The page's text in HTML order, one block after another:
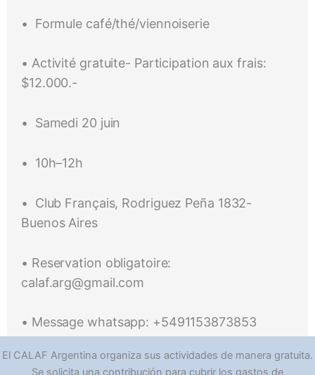
• Formule café/thé/viennoiserie
• Activité gratuite- Participation aux frais:
$12.000.-
• Samedi 20 juin
• 10h–12h
•
Club Français, Rodriguez Peña 1832-
Buenos Aires
• Reservation obligatoire:
calaf.arg@gmail.com
• Message whatsapp: +5491153873853
El CALAF Argentina organiza sus actividades de manera gratuita.
Se solicita una contribución para cubrir los gastos de